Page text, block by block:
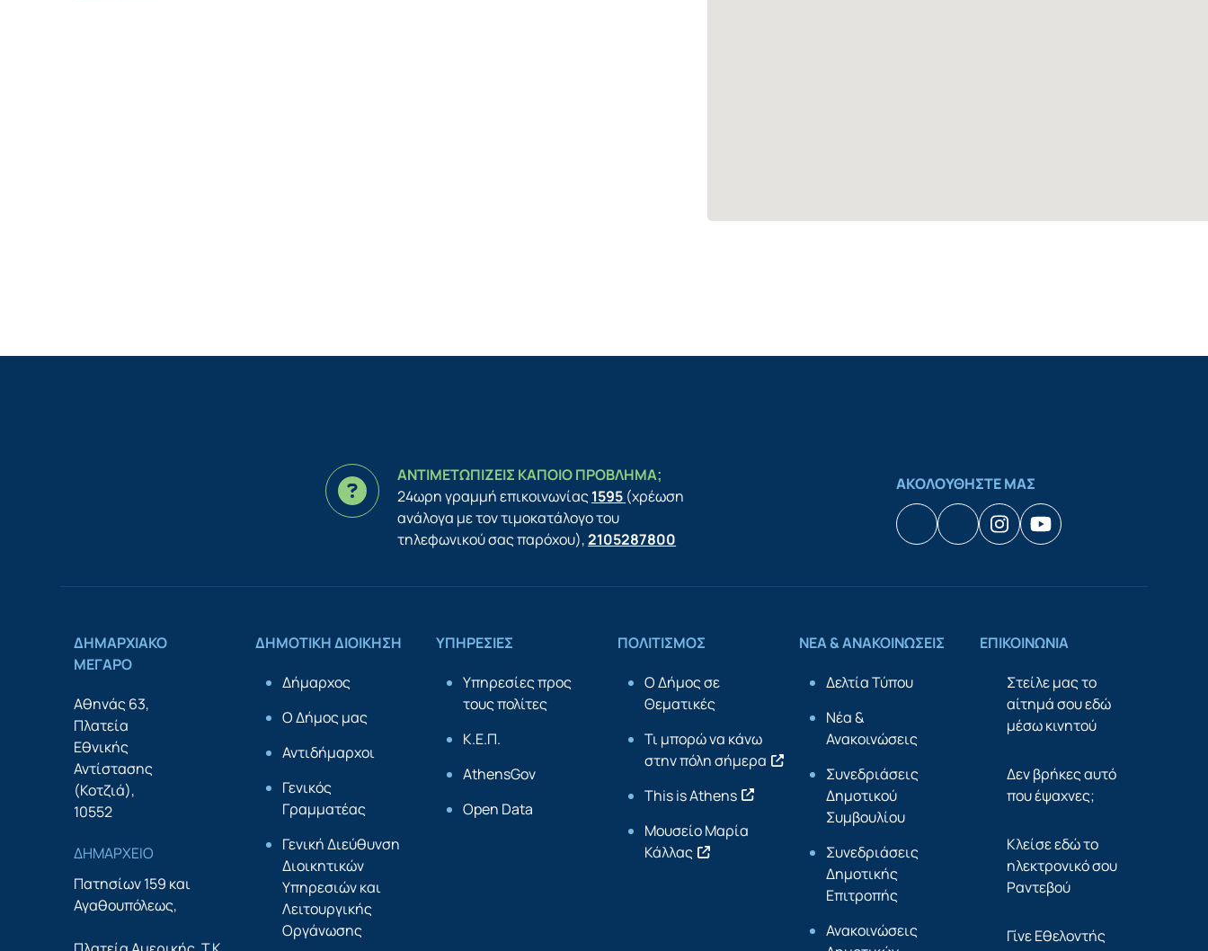
ΑΝΤΙΜΕΤΩΠΙΖΕΙΣ ΚΑΠΟΙΟ ΠΡΟΒΛΗΜΑ;
24ωρη γραμμή επικοινωνίας1595 (χρέωση
ανάλογα με τον τιμοκατάλογο του
τηλεφωνικού σας παρόχου),2105287800
ΑΚΟΛΟΥΘΗΣΤΕ ΜΑΣ
Facebook
HouzzInstagram
YouTube
ΔΗΜΑΡΧΙΑΚΟ
ΜΕΓΑΡΟ
Αθηνάς 63,
Πλατεία
Εθνικής
Αντίστασης
(Κοτζιά),
10552
ΔΗΜΑΡΧΕΙΟ
Πατησίων 159 και
Αγαθουπόλεως,
ΔΗΜΟΤΙΚΗ ΔΙΟΙΚΗΣΗ
Δήμαρχος
Ο Δήμος μας
Αντιδήμαρχοι
Γενικός
Γραμματέας
Γενική Διεύθυνση
Διοικητικών
Υπηρεσιών και
Λειτουργικής
Οργάνωσης
ΥΠΗΡΕΣΙΕΣ
Υπηρεσίες προς
τους πολίτες
Κ.Ε.Π.
AthensGov
Open Data
ΠΟΛΙΤΙΣΜΟΣ
Ο Δήμος σε
Θεματικές
Τι μπορώ να κάνω
στην πόλη σήμερα
This is Athens
Μουσείο Μαρία
Κάλλας
ΝΕΑ & ΑΝΑΚΟΙΝΩΣΕΙΣ
Δελτία Τύπου
Νέα &
Ανακοινώσεις
Συνεδριάσεις
Δημοτικού
Συμβουλίου
Συνεδριάσεις
Δημοτικής
Επιτροπής
Ανακοινώσεις
ΕΠΙΚΟΙΝΩΝΙΑ
Στείλε μας το
αίτημά σου εδώ
μέσω κινητού
Δεν βρήκες αυτό
που έψαχνες;
Κλείσε εδώ το
ηλεκτρονικό σου
Ραντεβού
Γίνε Εθελοντής